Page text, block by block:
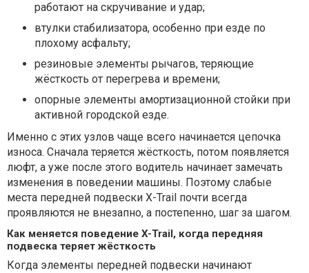
работают на скручивание и удар;
втулки стабилизатора, особенно при езде по
плохому асфальту;
резиновые элементы рычагов, теряющие
жёсткость от перегрева и времени;
опорные элементы амортизационной стойки при
активной городской езде.
Именно с этих узлов чаще всего начинается цепочка
износа. Сначала теряется жёсткость, потом появляется
люфт, а уже после этого водитель начинает замечать
изменения в поведении машины. Поэтому слабые
места передней подвески X-Trail почти всегда
проявляются не внезапно, а постепенно, шаг за шагом.
Как меняется поведение X-Trail, когда передняя
подвеска теряет жёсткость
Когда элементы передней подвески начинают